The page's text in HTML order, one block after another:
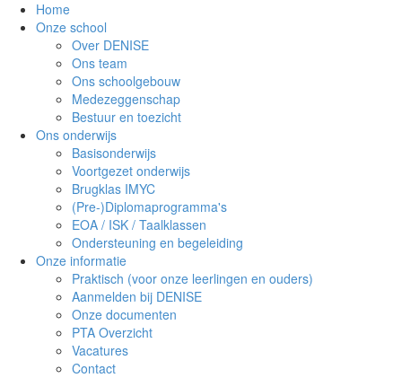
Home
Onze school
Over DENISE
Ons team
Ons schoolgebouw
Medezeggenschap
Bestuur en toezicht
Ons onderwijs
Basisonderwijs
Voortgezet onderwijs
Brugklas IMYC
(Pre-)Diplomaprogramma's
EOA / ISK / Taalklassen
Ondersteuning en begeleiding
Onze informatie
Praktisch (voor onze leerlingen en ouders)
Aanmelden bij DENISE
Onze documenten
PTA Overzicht
Vacatures
Contact